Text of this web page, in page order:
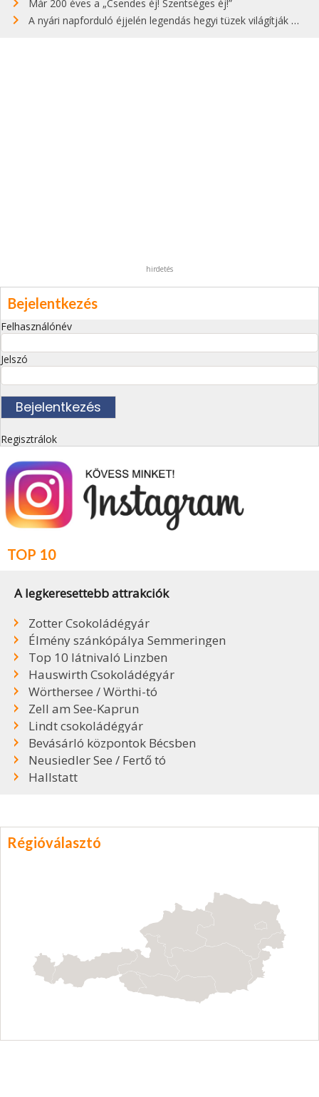
Már 200 éves a „Csendes éj! Szentséges éj!”
A nyári napforduló éjjelén legendás hegyi tüzek világítják meg Zugspitzét
hirdetés
Bejelentkezés
Felhasználónév
Jelszó
Regisztrálok
TOP 10
A legkeresettebb attrakciók
Zotter Csokoládégyár
Élmény szánkópálya Semmeringen
Top 10 látnivaló Linzben
Hauswirth Csokoládégyár
Wörthersee / Wörthi-tó
Zell am See-Kaprun
Lindt csokoládégyár
Bevásárló központok Bécsben
Neusiedler See / Fertő tó
Hallstatt
Régióválasztó